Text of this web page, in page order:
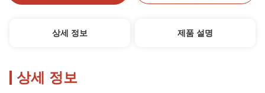
상세 정보 제품 설명
상세 정보